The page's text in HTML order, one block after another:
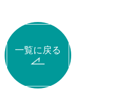
一覧に戻る